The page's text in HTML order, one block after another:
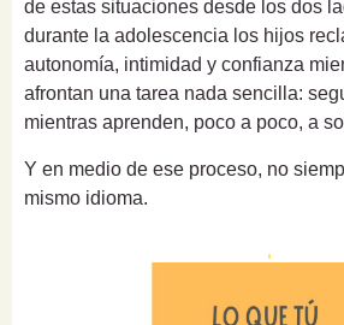
de estas situaciones desde los dos
durante la adolescencia los hijos
autonomía, intimidad y confianza
afrontan una tarea nada sencilla:
mientras aprenden, poco a poco, a
Y en medio de ese proceso, no
mismo idioma.